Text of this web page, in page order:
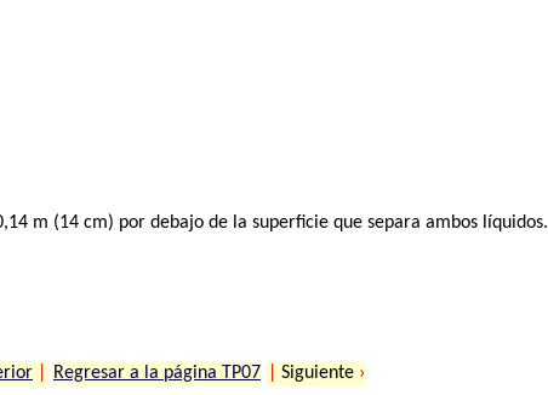
m (14 cm) por debajo de la superficie que separa ambos líquidos.
Regresar a la página TP07 Siguiente ›